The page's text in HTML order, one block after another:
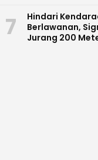
7
Hindari
Berlawanan,
Jurang 200